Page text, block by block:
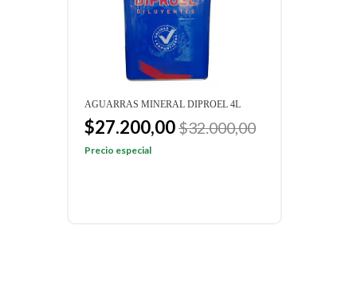
AGUARRAS MINERAL DIPROEL 4L
$27.200,00$32.000,00
Precio especial